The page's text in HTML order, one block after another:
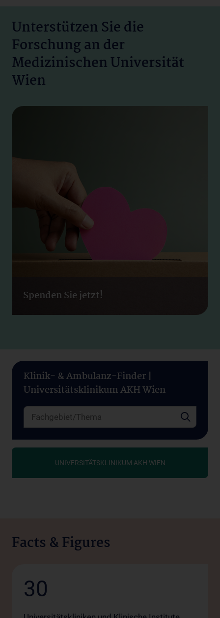
Unterstützen Sie die
Forschung an der
Medizinischen Universität
Wien
Spenden Sie jetzt!
Klinik- & Ambulanz-Finder |
Universitätsklinikum AKH Wien
UNIVERSITÄTSKLINIKUM AKH WIEN
Facts & Figures
30